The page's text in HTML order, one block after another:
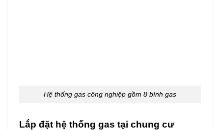
Hệ thống gas công nghiệp gồm 8 bình gas
Lắp đặt hệ thống gas tại chung cư